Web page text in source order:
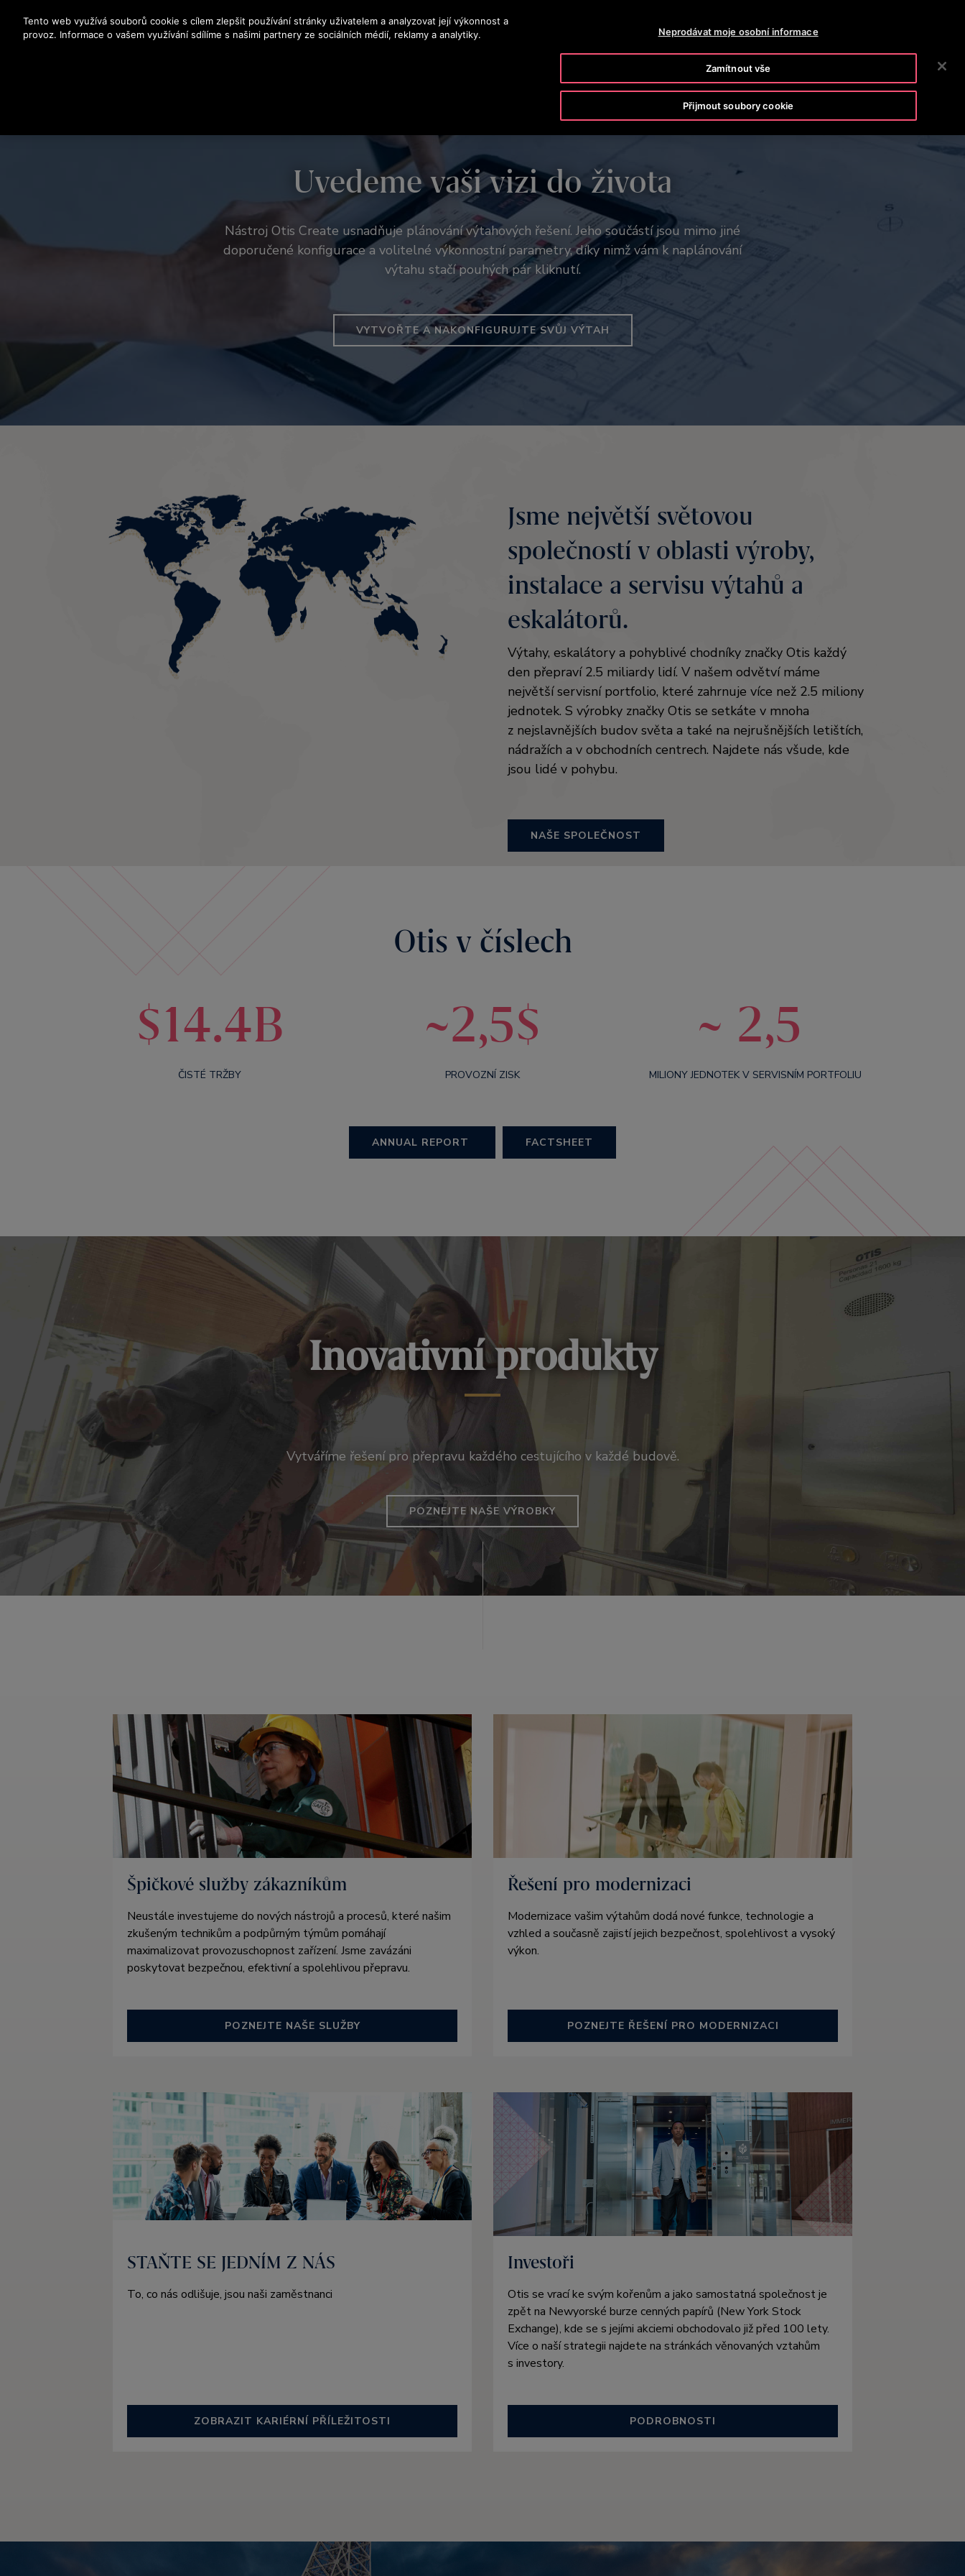
Stisknutím klávesy Enter přeskočíte na hlavní obsah
OTISLINE (800) 107-525 NEWSROOM
INVESTOŘI
Uvedeme vaši vizi do života
Nástroj Otis Create usnadňuje plánování výtahových řešení. Jeho součástí jsou mimo jiné
doporučené konfigurace a volitelné výkonnostní parametry, díky nimž vám k naplánování
výtahu stačí pouhých pár kliknutí.
VYTVOŘTE A NAKONFIGURUJTE SVŮJ VÝTAH
Jsme největší světovou
společností v oblasti výroby,
instalace a servisu výtahů a
eskalátorů.
Výtahy, eskalátory a pohyblivé chodníky značky Otis každý
den přepraví 2.5 miliardy lidí. V našem odvětví máme
největší servisní portfolio, které zahrnuje více než 2.5 miliony
jednotek. S výrobky značky Otis se setkáte v mnoha
z nejslavnějších budov světa a také na nejrušnějších letištích,
nádražích a v obchodních centrech. Najdete nás všude, kde
jsou lidé v pohybu.
NAŠE SPOLEČNOST
Otis v číslech
$14.4B
ČISTÉ TRŽBY
~2,5$
PROVOZNÍ ZISK
~ 2,5
MILIONY JEDNOTEK V SERVISNÍM PORTFOLIU
ANNUAL REPORT FACTSHEET
Inovativní produkty
Vytváříme řešení pro přepravu každého cestujícího v každé budově.
POZNEJTE NAŠE VÝROBKY
Špičkové služby zákazníkům
Neustále investujeme do nových nástrojů a procesů, které našim
zkušeným technikům a podpůrným týmům pomáhají
maximalizovat provozuschopnost zařízení. Jsme zavázáni
poskytovat bezpečnou, efektivní a spolehlivou přepravu.
POZNEJTE NAŠE SLUŽBY
Řešení pro modernizaci
Modernizace vašim výtahům dodá nové funkce, technologie a
vzhled a současně zajistí jejich bezpečnost, spolehlivost a vysoký
výkon.
POZNEJTE ŘEŠENÍ PRO MODERNIZACI
STAŇTE SE JEDNÍM Z NÁS
To, co nás odlišuje, jsou naši zaměstnanci
ZOBRAZIT KARIÉRNÍ PŘÍLEŽITOSTI
Investoři
Otis se vrací ke svým kořenům a jako samostatná společnost je
zpět na Newyorské burze cenných papírů (New York Stock
Exchange), kde se s jejími akciemi obchodovalo již před 100 lety.
Více o naší strategii najdete na stránkách věnovaných vztahům
s investory.
PODROBNOSTI
Tento web využívá souborů cookie s cílem zlepšit používání stránky uživatelem a analyzovat její výkonnost a
provoz. Informace o vašem využívání sdílíme s našimi partnery ze sociálních médií, reklamy a analytiky.
Neprodávat moje osobní informace
Zamítnout vše
Přijmout soubory cookie